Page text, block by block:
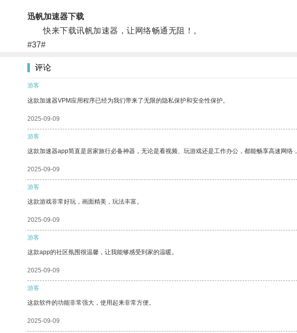
迅帆加速器下载
快来下载讯帆加速器，让网络畅通无阻！。
#37#
评论
游客
这款加速器VPM应用程序已经为我们带来了无限的隐私保护和安全性保护。
2025-09-09
游客
这款加速器app简直是居家旅行必备神器，无论是看视频、玩游戏还是工作办公，都能畅享高速网络
2025-09-09
游客
这款游戏非常好玩，画面精美，玩法丰富。
2025-09-09
游客
这款app的社区氛围很温馨，让我能够感受到家的温暖。
2025-09-09
游客
这款软件的功能非常强大，使用起来非常方便。
2025-09-09